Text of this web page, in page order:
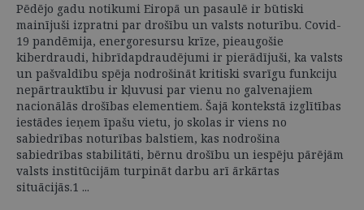
Pēdējo gadu notikumi Eiropā un pasaulē ir būtiski
mainījuši izpratni par drošību un valsts noturību. Covid-
19 pandēmija, energoresursu krīze, pieaugošie
kiberdraudi, hibrīdapdraudējumi ir pierādījuši, ka valsts
un pašvaldību spēja nodrošināt kritiski svarīgu funkciju
nepārtrauktību ir kļuvusi par vienu no galvenajiem
nacionālās drošības elementiem. Šajā kontekstā izglītības
iestādes ieņem īpašu vietu, jo skolas ir viens no
sabiedrības noturības balstiem, kas nodrošina
sabiedrības stabilitāti, bērnu drošību un iespēju pārējām
valsts institūcijām turpināt darbu arī ārkārtas
situācijās.1 ...